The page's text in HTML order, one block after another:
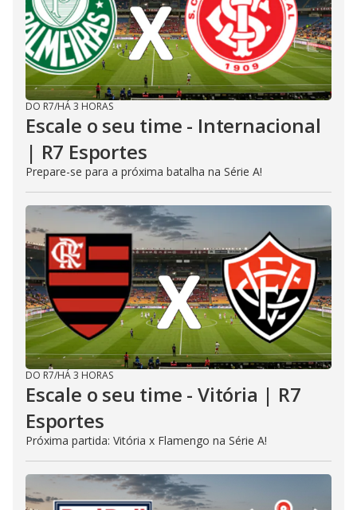
DO R7/HÁ 3 HORAS
Escale o seu time - Internacional
| R7 Esportes
Prepare-se para a próxima batalha na Série A!
DO R7/HÁ 3 HORAS
Escale o seu time - Vitória | R7
Esportes
Próxima partida: Vitória x Flamengo na Série A!